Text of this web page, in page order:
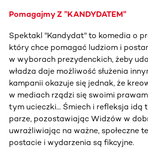
Pomagajmy Z "KANDYDATEM"
Spektakl "Kandydat" to komedia o
który chce pomagać ludziom i
w wyborach prezydenckich, żeby
władza daje możliwość służenia
kampanii okazuje się jednak, że
w mediach rządzi się swoimi
tym ucieczki... Śmiech i refleksja idą
parze, pozostawiając Widzów w
uwrażliwiając na ważne, społeczne
postacie i wydarzenia są fikcyjne.